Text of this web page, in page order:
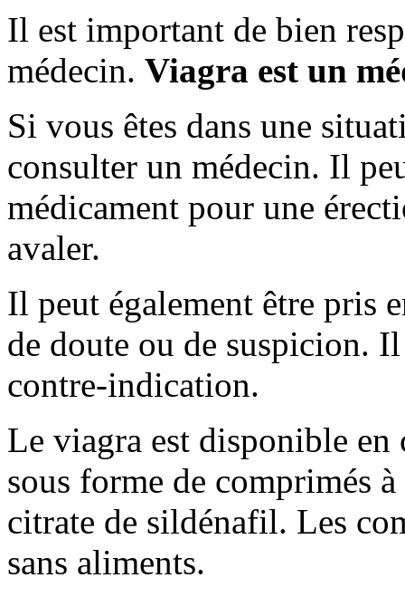
Il est important de bien
médecin. Viagra est un
Si vous êtes dans une
consulter un médecin. Il
médicament pour une
avaler.
Il peut également être pris
de doute ou de suspicion.
contre-indication.
Le viagra est disponible
sous forme de comprimés
citrate de sildénafil. Les
sans aliments.